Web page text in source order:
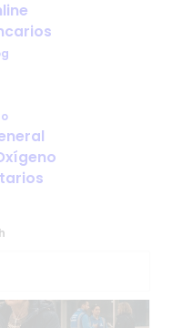
oxígeno:
vuelo se